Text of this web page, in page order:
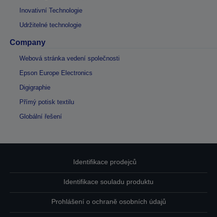
Inovativní Technologie
Udržitelné technologie
Company
Webová stránka vedení společnosti
Epson Europe Electronics
Digigraphie
Přímý potisk textilu
Globální řešení
Identifikace prodejců
Identifikace souladu produktu
Prohlášení o ochraně osobních údajů